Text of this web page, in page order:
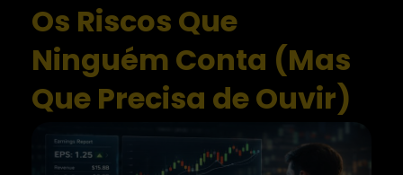
Os Riscos Que
Ninguém Conta (Mas
Que Precisa de Ouvir)